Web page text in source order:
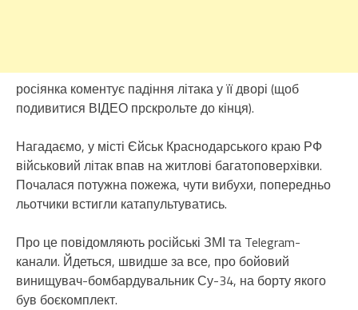
росіянка коментує падіння літака у її дворі (щоб
подивитися ВІДЕО прскрольте до кінця).
Нагадаємо, у місті Єйськ Краснодарського краю РФ
військовий літак впав на житлові багатоповерхівки.
Почалася потужна пожежа, чути вибухи, попередньо
льотчики встигли катапультуватись.
Про це повідомляють російські ЗМІ та Telegram-
канали. Йдеться, швидше за все, про бойовий
винищувач-бомбардувальник Су-34, на борту якого
був боєкомплект.